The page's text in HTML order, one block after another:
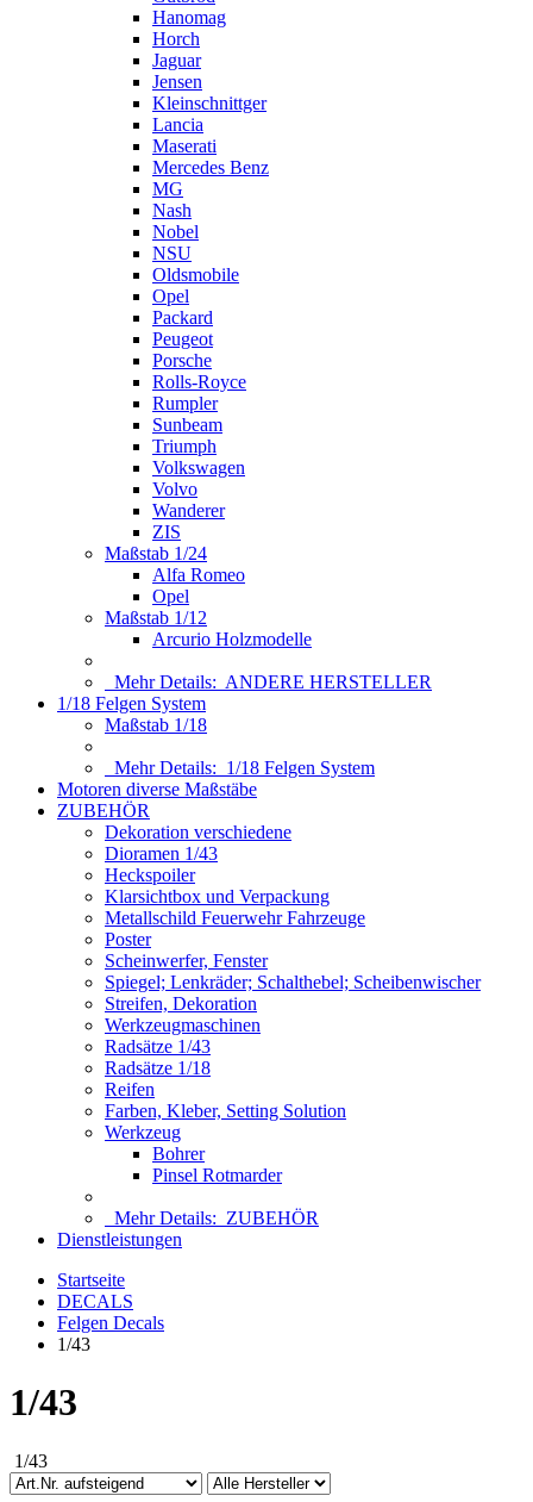
Hanomag
Horch
Jaguar
Jensen
Kleinschnittger
Lancia
Maserati
Mercedes Benz
MG
Nash
Nobel
NSU
Oldsmobile
Opel
Packard
Peugeot
Porsche
Rolls-Royce
Rumpler
Sunbeam
Triumph
Volkswagen
Volvo
Wanderer
ZIS
Maßstab 1/24
Alfa Romeo
Opel
Maßstab 1/12
Arcurio Holzmodelle
Mehr Details: ANDERE HERSTELLER
1/18 Felgen System
Maßstab 1/18
Mehr Details: 1/18 Felgen System
Motoren diverse Maßstäbe
ZUBEHÖR
Dekoration verschiedene
Dioramen 1/43
Heckspoiler
Klarsichtbox und Verpackung
Metallschild Feuerwehr Fahrzeuge
Poster
Scheinwerfer, Fenster
Spiegel; Lenkräder; Schalthebel; Scheibenwischer
Streifen, Dekoration
Werkzeugmaschinen
Radsätze 1/43
Radsätze 1/18
Reifen
Farben, Kleber, Setting Solution
Werkzeug
Bohrer
Pinsel Rotmarder
Mehr Details: ZUBEHÖR
Dienstleistungen
Startseite
DECALS
Felgen Decals
1/43
1/43
1/43